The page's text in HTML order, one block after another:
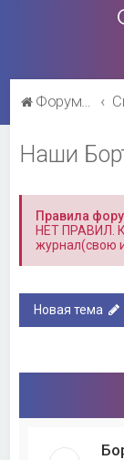
Форум Рено
Наши
Правила
НЕТ ПРАВИЛ.
журнал(свою
Новая тема